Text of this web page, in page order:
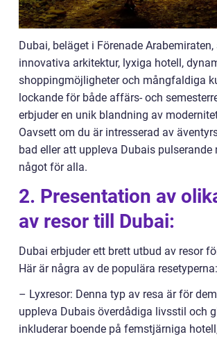
Dubai, beläget i Förenade
innovativa arkitektur, lyxiga hotell,
shoppingmöjligheter och mångfaldiga
lockande för både affärs- och
erbjuder en unik blandning av
Oavsett om du är intresserad av
bad eller att uppleva Dubais pulserande
något för alla.
2. Presentation av
av resor till Dubai:
Dubai erbjuder ett brett utbud av resor
Här är några av de populära resetyperna:
– Lyxresor: Denna typ av resa är för dem
uppleva Dubais överdådiga livsstil och
inkluderar boende på femstjärniga